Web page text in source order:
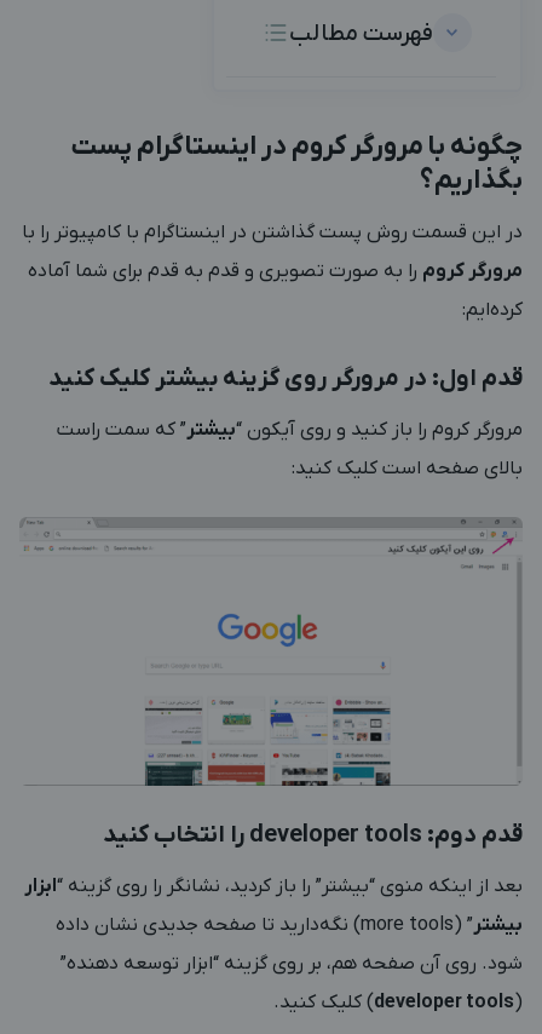
فهرست مطالب
چگونه با مرورگر کروم در اینستاگرام پست
بگذاریم؟
در این قسمت روش پست گذاشتن در اینستاگرام با کامپیوتر را با
مرورگر کروم را به صورت تصویری و قدم به قدم برای شما آماده
کرده‌ایم:
قدم اول: در مرورگر روی گزینه بیشتر کلیک کنید
مرورگر کروم را باز کنید و روی آیکون “بیشتر ” که سمت راست
بالای صفحه است کلیک کنید:
قدم دوم: developer tools را انتخاب کنید
بعد از اینکه منوی “بیشتر” را باز کردید، نشانگر را روی گزینه “ابزار
بیشتر
” (more tools) نگه‌دارید تا صفحه جدیدی نشان داده
شود. روی آن صفحه هم، بر روی گزینه “ابزار توسعه دهنده”
(
developer tools) کلیک کنید.